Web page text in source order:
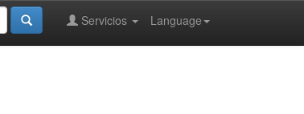
Language
Servicios